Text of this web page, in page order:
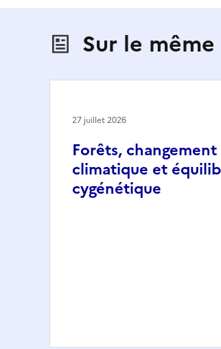
Sur le
Forêts, changement
climatique et
cygénétique
27 juillet 2026